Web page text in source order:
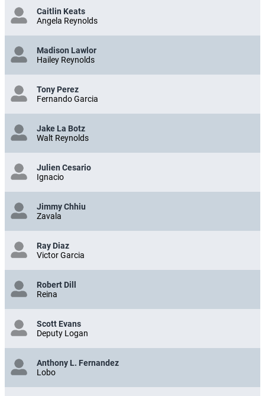
Caitlin Keats
Angela Reynolds
Madison Lawlor
Hailey Reynolds
Tony Perez
Fernando Garcia
Jake La Botz
Walt Reynolds
Julien Cesario
Ignacio
Jimmy Chhiu
Zavala
Ray Diaz
Victor Garcia
Robert Dill
Reina
Scott Evans
Deputy Logan
Anthony L. Fernandez
Lobo